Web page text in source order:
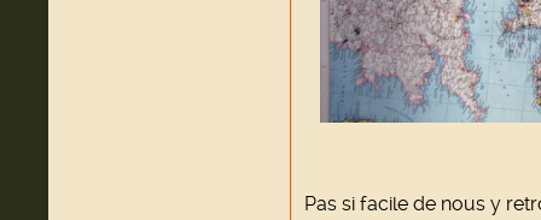
Pas si facile de nous y